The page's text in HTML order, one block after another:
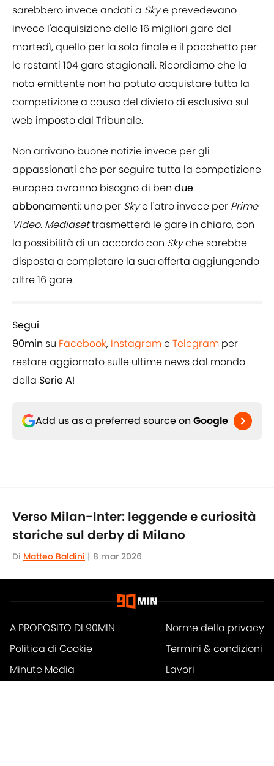
sarebbero invece andati a Skye prevedevano
invece l'acquisizione delle 16 migliori gare del
martedì, quello per la sola finale e il pacchetto per
le restanti 104 gare stagionali. Ricordiamo che la
nota emittente non ha potuto acquistare tutta la
competizione a causa del divieto di esclusiva sul
web imposto dal Tribunale.
Non arrivano buone notizie invece per gli
appassionati che per seguire tutta la competizione
europea avranno bisogno di ben due
abbonamenti: uno per Skye l'atro invece per Prime
Video. Mediasettrasmetterà le gare in chiaro, con
la possibilità di un accordo con Skyche sarebbe
disposta a completare la sua offerta aggiungendo
altre 16 gare.
Segui
90min su Facebook, InstagrameTelegram per
restare aggiornato sulle ultime news dal mondo
della Serie A!
Add us as a preferred source on Google
Verso Milan-Inter: leggende e curiosità
storiche sul derby di Milano
Di Matteo Baldini | 8 mar 2026
A PROPOSITO DI 90MIN
Norme della privacy
Politica di Cookie
Termini & condizioni
Minute Media
Lavori